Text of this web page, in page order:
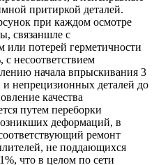
притиркой деталей.
при каждом осмотре
связаншле с
или потерей герметичности
с несоответствием
начала впрыскивания 3
непрецизионных деталей до
качества
путем переборки
деформаций, в
ремонт
не поддающихся
что в целом по сети